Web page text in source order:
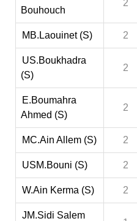
Bouhouch
2
MB.Laouinet (S) 2
US.Boukhadra
(S)
2
E.Boumahra
Ahmed (S)
2
MC.Ain Allem (S) 2
USM.Bouni (S) 2
W.Ain Kerma (S) 2
JM.Sidi Salem